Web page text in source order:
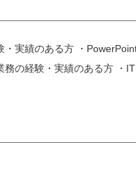
実績のある方 ・
の経験・実績のある方 ・